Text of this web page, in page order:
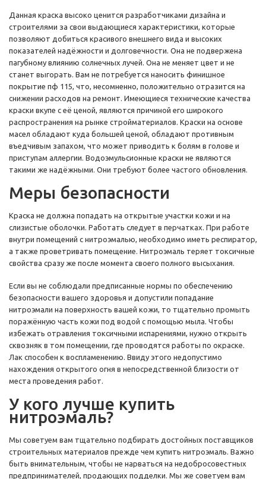
Данная краска высоко ценится разработчиками дизайна и
строителями за свои выдающиеся характеристики, которые
позволяют добиться красивого внешнего вида и высоких
показателей надёжности и долговечности. Она не подвержена
пагубному влиянию солнечных лучей. Она не меняет цвет и не
станет выгорать. Вам не потребуется наносить финишное
покрытие пф 115, что, несомненно, положительно отразится на
снижении расходов на ремонт. Имеющиеся технические качества
краски вкупе с её ценой, являются причиной его широкого
распространения на рынке стройматериалов. Краски на основе
масел обладают куда большей ценой, обладают противным
въедчивым запахом, что может приводить к болям в голове и
приступам аллергии. Водоэмульсионные краски не являются
такими же надёжными. Они требуют более частого обновления.
Меры безопасности
Краска не должна попадать на открытые участки кожи и на
слизистые оболочки. Работать следует в перчатках. При работе
внутри помещений с нитроэмалью, необходимо иметь респиратор,
а также проветривать помещение. Нитроэмаль теряет токсичные
свойства сразу же после момента своего полного высыхания.
Если вы не соблюдали предписанные нормы по обеспечению
безопасности вашего здоровья и допустили попадание
нитроэмали на поверхность вашей кожи, то тщательно промыть
поражённую часть кожи под водой с помощью мыла. Чтобы
избежать отравления токсичными испарениями, нужно открыть
сквозняк в том помещении, где проводятся работы по окраске.
Лак способен к воспламенению. Ввиду этого недопустимо
нахождения открытого огня в непосредственной близости от
места проведения работ.
У кого лучше купить
нитроэмаль?
Мы советуем вам тщательно подбирать достойных поставщиков
строительных материалов прежде чем купить нитроэмаль. Важно
быть внимательным, чтобы не нарваться на недобросовестных
предпринимателей, продающих подделки. Мы же советуем вам